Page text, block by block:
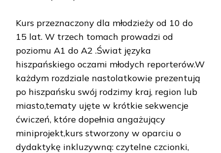
Kurs przeznaczony dla młodzieży od 10 do
15 lat. W trzech tomach prowadzi od
poziomu A1 do A2 .Świat języka
hiszpańskiego oczami młodych reporterów.W
każdym rozdziale nastolatkowie prezentują
po hiszpańsku swój rodzimy kraj, region lub
miasto,tematy ujęte w krótkie sekwencje
ćwiczeń, które dopełnia angażujący
miniprojekt,kurs stworzony w oparciu o
dydaktykę inkluzywną: czytelne czcionki,